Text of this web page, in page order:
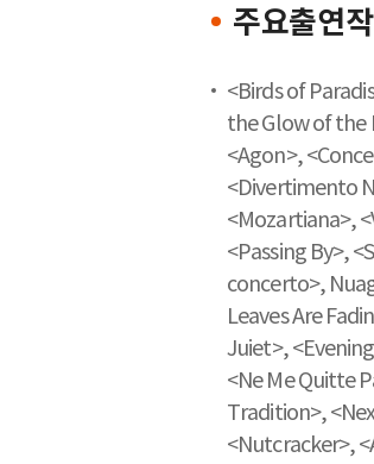
주요출연작
<Birds of
the Glow of the
<Agon>,
<Divertimento
<Mozartiana>,
<Passing By>,
concerto>,
Leaves Are
Juiet>,
<Ne Me Quitte
Tradition>,
<Nutcracker>,